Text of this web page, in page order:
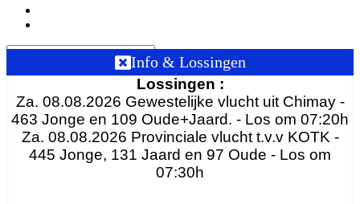
Info & Lossingen
Lossingen :
Za. 08.08.2026 Gewestelijke vlucht uit Chimay -
463 Jonge en 109 Oude+Jaard. - Los om 07:20h
Za. 08.08.2026 Provinciale vlucht t.v.v KOTK -
445 Jonge, 131 Jaard en 97 Oude - Los om
07:30h